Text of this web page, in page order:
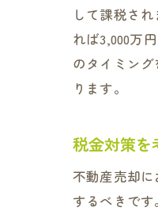
して課税さ
れば3,000万
のタイミン
ります。
税金対策を
不動産売却
するべきで